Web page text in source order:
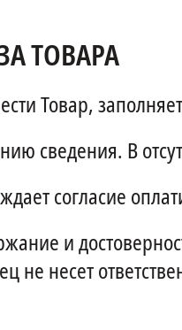
ТОВАРА
Товар,
сведения. В
согласие
и
несет